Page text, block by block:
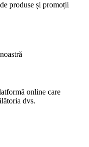
produse și promoții
online care
dvs.